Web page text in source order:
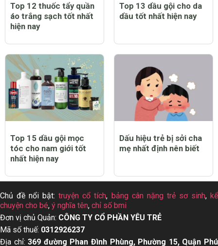
Top 12 thuốc tẩy quần
áo trắng sạch tốt nhất
hiện nay
Top 13 dầu gội cho da
dầu tốt nhất hiện nay
Top 15 dầu gội mọc
tóc cho nam giới tốt
nhất hiện nay
Dấu hiệu trẻ bị sởi cha
mẹ nhất định nên biết
Chủ đề nổi bật:truyện cổ tích, bảng cân nặng trẻ sơ sinh, kể
chuyện cho bé, ý nghĩa tên, chỉ số bmi
Đơn vị chủ Quản: CÔNG TY CỔ PHẦN YÊU TRẺ
Mã số thuế: 0312926237
Địa chỉ:369 đường Phan Đình Phùng, Phường 15, Quận Phú